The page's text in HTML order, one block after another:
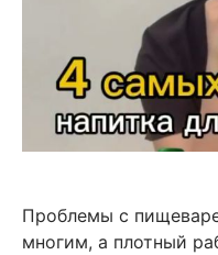
Проблемы с
многим, а плотный